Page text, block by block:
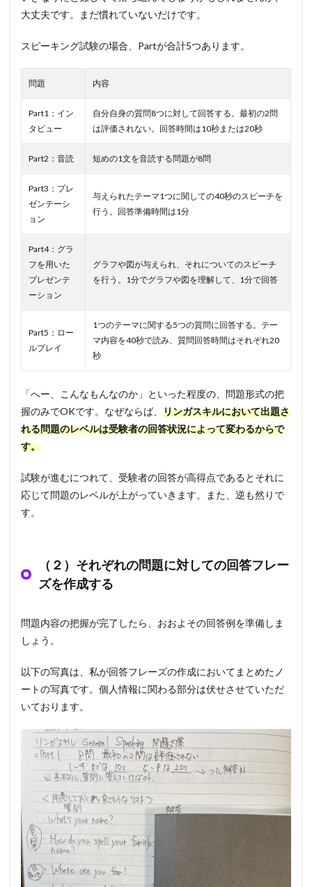
大丈夫です。まだ慣れていないだけです。
スピーキング試験の場合、Partが合計5つあります。
問題 内容
Part1：イン
タビュー
自分自身の質問8つに対して回答する。最初の2問
は評価されない。回答時間は10秒または20秒
Part2：音読 短めの1文を音読する問題が8問
Part3：プレ
ゼンテーシ
ョン
与えられたテーマ1つに関しての40秒のスピーチを
行う。回答準備時間は1分
Part4：グラ
フを用いた
プレゼンテ
ーション
グラフや図が与えられ、それについてのスピーチ
を行う。1分でグラフや図を理解して、1分で回答
Part5：ロー
ルプレイ
1つのテーマに関する5つの質問に回答する。テー
マ内容を40秒で読み、質問回答時間はそれぞれ20
秒
「へー、こんなもんなのか」といった程度の、問題形式の把
握のみでOKです。なぜならば、 リンガスキルにおいて出題さ
れる問題のレベルは受験者の回答状況によって変わるからで
す。
試験が進むにつれて、受験者の回答が高得点であるとそれに
応じて問題のレベルが上がっていきます。また、逆も然りで
す。
（２）それぞれの問題に対しての回答フレー
ズを作成する
問題内容の把握が完了したら、おおよその回答例を準備しま
しょう。
以下の写真は、私が回答フレーズの作成においてまとめたノ
ートの写真です。個人情報に関わる部分は伏せさせていただ
いております。